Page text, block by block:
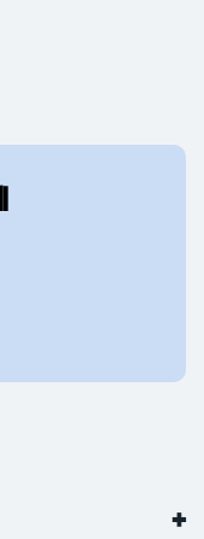
+